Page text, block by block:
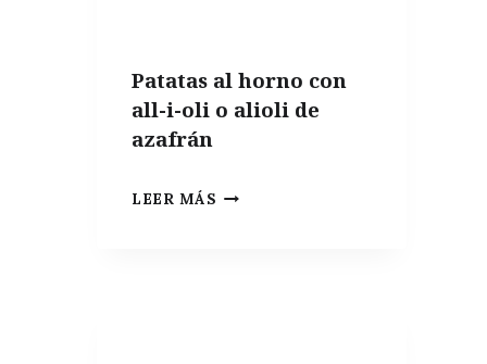
Patatas al horno con
all-i-oli o alioli de
azafrán
LEER MÁS PATATAS